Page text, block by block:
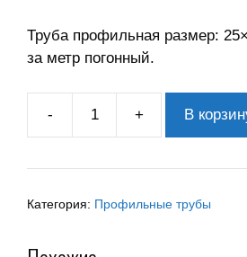
Труба профильная размер:
за метр погонный.
- + В
Категория: Профильные трубы